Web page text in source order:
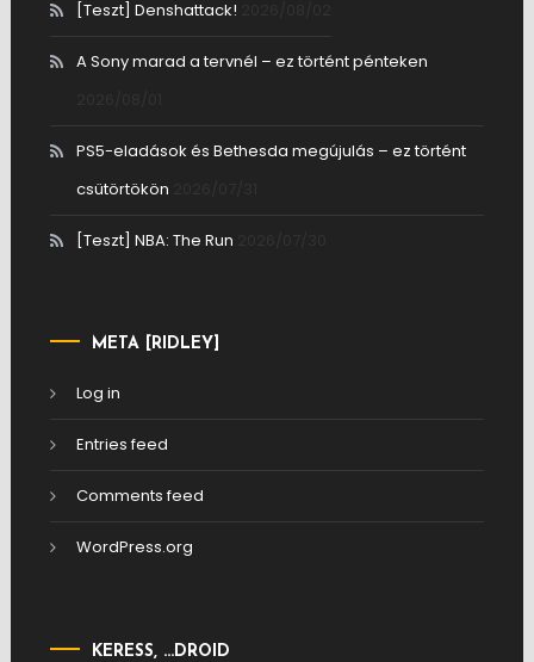
[Teszt] Denshattack!
A Sony marad a tervnél – ez történt pénteken
PS5-eladások és Bethesda megújulás – ez történt
csütörtökön
[Teszt] NBA: The Run
META [RIDLEY]
Log in
Entries feed
Comments feed
WordPress.org
KERESS, …DROID